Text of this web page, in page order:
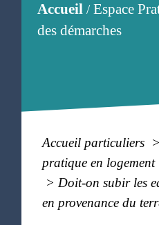
Accueil/Espace
des démarches
Accueil particuliers >
pratique en
> Doit-on subir les
en provenance du